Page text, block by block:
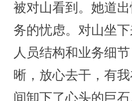
被对山看到。她道
务的忧虑。对山坐
人员结构和业务细
晰，放心去干，有
间卸下了心头的巨石